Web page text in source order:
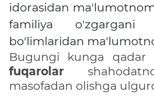
idorasidan
familiya o'zgargani
bo'limlaridan
Bugungi kunga qadar
fuqarolar
masofadan olishga